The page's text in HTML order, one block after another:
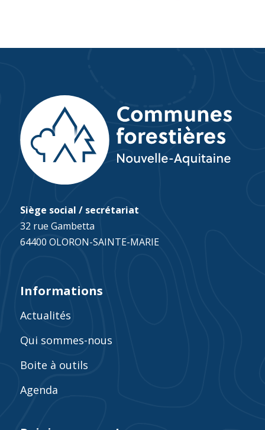
Siège social / secrétariat
32 rue Gambetta
64400 OLORON-SAINTE-MARIE
Informations
Actualités
Qui sommes-nous
Boite à outils
Agenda